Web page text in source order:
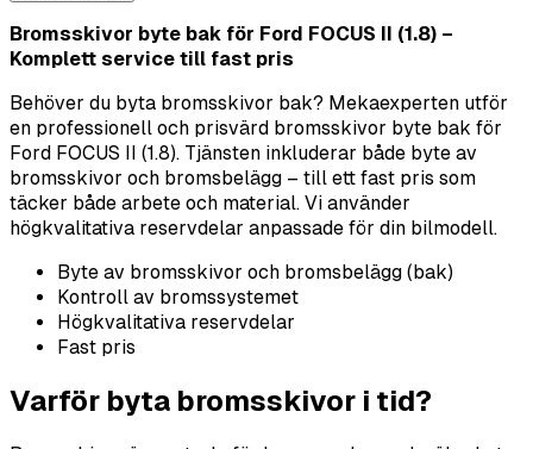
Bromsskivor byte bak för Ford FOCUS II (1.8) –
Komplett service till fast pris
Behöver du byta bromsskivor bak? Mekaexperten utför
en professionell och prisvärd bromsskivor byte bak för
Ford FOCUS II (1.8). Tjänsten inkluderar både byte av
bromsskivor och bromsbelägg – till ett fast pris som
täcker både arbete och material. Vi använder
högkvalitativa reservdelar anpassade för din bilmodell.
Byte av bromsskivor och bromsbelägg (bak)
Kontroll av bromssystemet
Högkvalitativa reservdelar
Fast pris
Varför byta bromsskivor i tid?